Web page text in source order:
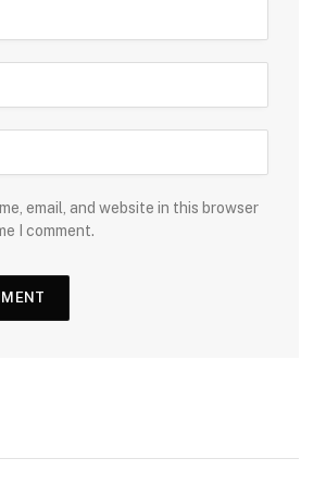
email, and website in this browser
I comment.